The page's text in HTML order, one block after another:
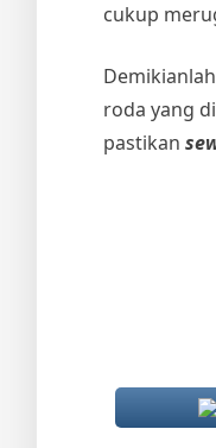
cukup
roda yang
pastikan